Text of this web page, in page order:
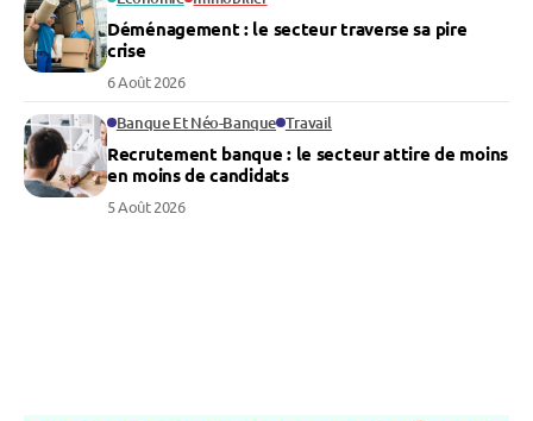
Déménagement : le secteur traverse sa pire
crise
6 Août 2026
Banque Et Néo-Banque Travail
Recrutement banque : le secteur attire de moins
en moins de candidats
5 Août 2026